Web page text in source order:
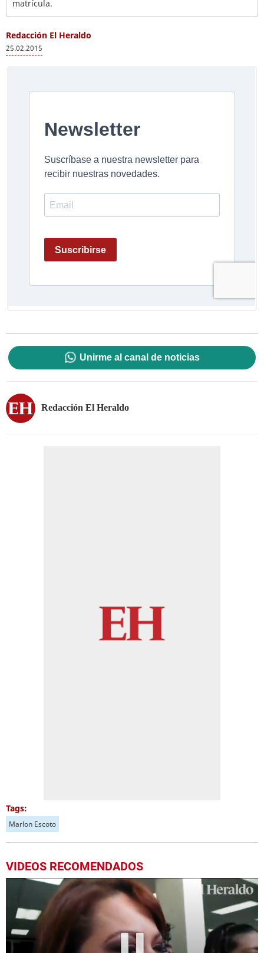
matrícula.
Redacción El Heraldo
25.02.2015
Unirme al canal de noticias
Redacción El Heraldo
Tags:
Marlon Escoto
VIDEOS RECOMENDADOS